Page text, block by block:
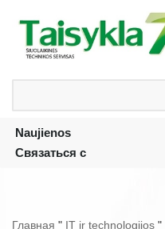
Skip
content
Naujienos
Связаться с
Главная " IT ir technologijos "